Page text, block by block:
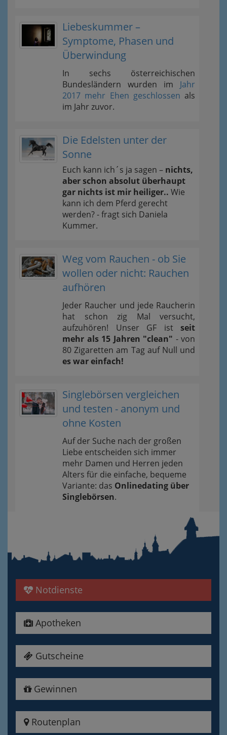
Liebeskummer –
Symptome, Phasen und
Überwindung
In sechs österreichischen
Bundesländern wurden im Jahr
2017 mehr Ehen geschlossen als
im Jahr zuvor.
Die Edelsten unter der
Sonne
Euch kann ich´s ja sagen – nichts,
aber schon absolut überhaupt
gar nichts ist mir heiliger.. Wie
kann ich dem Pferd gerecht
werden? - fragt sich Daniela
Kummer.
Weg vom Rauchen - ob Sie
wollen oder nicht: Rauchen
aufhören
Jeder Raucher und jede Raucherin
hat schon zig Mal versucht,
aufzuhören! Unser GF ist seit
mehr als 15 Jahren "clean" - von
80 Zigaretten am Tag auf Null und
es war einfach!
Singlebörsen vergleichen
und testen - anonym und
ohne Kosten
Auf der Suche nach der großen
Liebe entscheiden sich immer
mehr Damen und Herren jeden
Alters für die einfache, bequeme
Variante: das Onlinedating über
Singlebörsen.
Notdienste
Apotheken
Gutscheine
Gewinnen
Routenplan